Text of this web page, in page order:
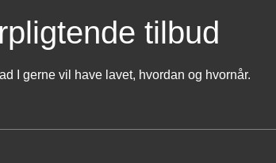
tilbud
I gerne vil have lavet, hvordan og hvornår.